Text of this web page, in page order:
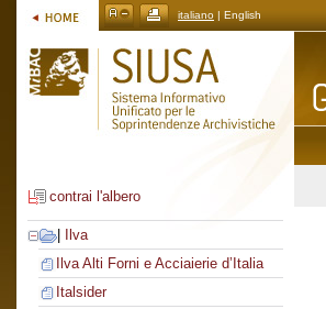
italiano | English
contrai l'albero
Ilva
Ilva Alti Forni e Acciaierie d’Italia
Italsider